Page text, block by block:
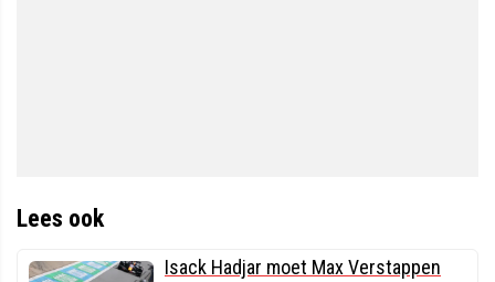
Lees ook
Isack Hadjar moet Max Verstappen